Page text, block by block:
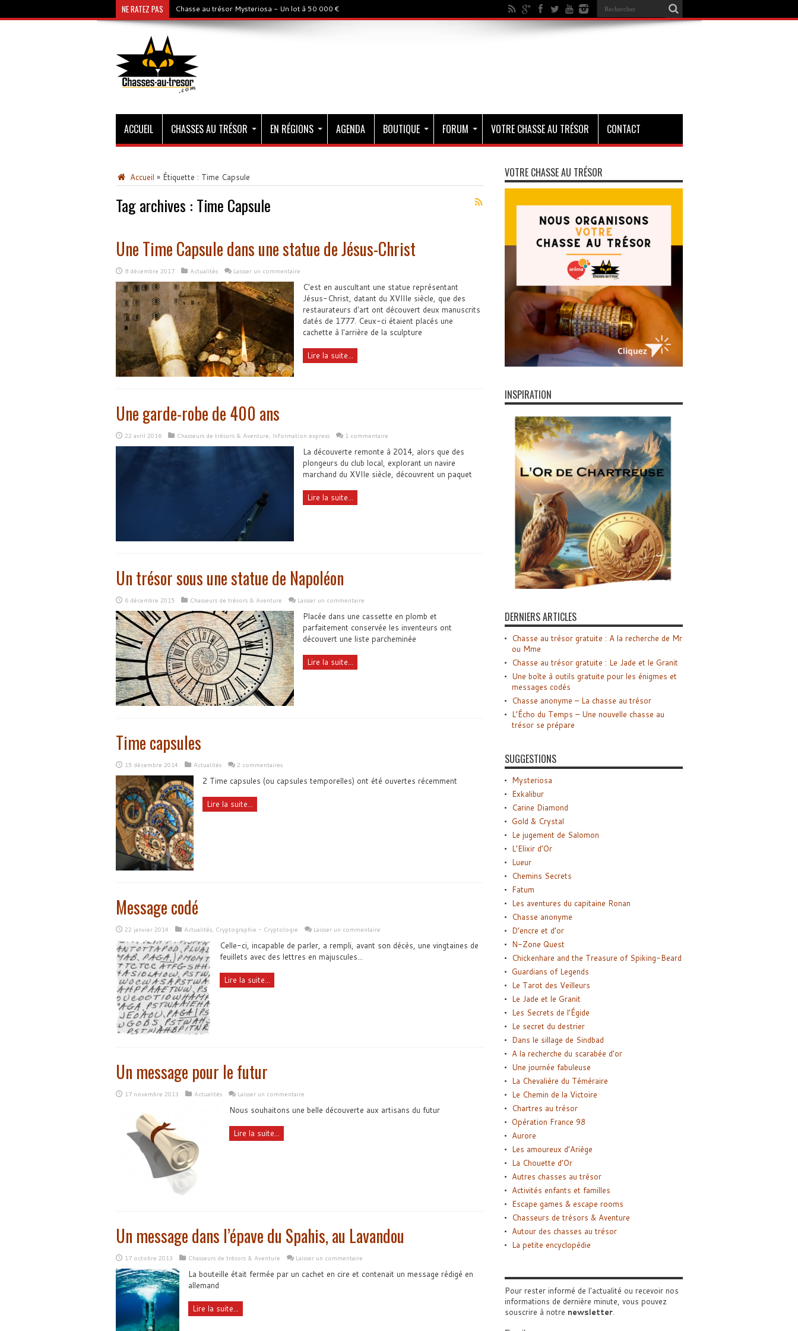
NE RATEZ PAS Chasse au trésor Mysteriosa - Un lot à 50 000 €
ACCUEIL CHASSES AU TRÉSOR EN RÉGIONS AGENDA BOUTIQUE FORUM VOTRE CHASSE AU TRÉSOR CONTACT
Accueil » Étiquette : Time Capsule
Tag archives : Time Capsule
Une Time Capsule dans une statue de Jésus-Christ
8 décembre 2017 Actualités Laisser un commentaire
C'est en auscultant une statue représentant
Jésus-Christ, datant du XVIIIe siècle, que des
restaurateurs d'art ont découvert deux manuscrits
datés de 1777. Ceux-ci étaient placés une
cachette à l'arrière de la sculpture
Lire la suite...
Une garde-robe de 400 ans
22 avril 2016 Chasseurs de trésors & Aventure, Information express 1 commentaire
La découverte remonte à 2014, alors que des
plongeurs du club local, explorant un navire
marchand du XVIIe siècle, découvrent un paquet
Lire la suite...
Un trésor sous une statue de Napoléon
6 décembre 2015 Chasseurs de trésors & Aventure Laisser un commentaire
Placée dans une cassette en plomb et
parfaitement conservée les inventeurs ont
découvert une liste parcheminée
Lire la suite...
Time capsules
15 décembre 2014 Actualités 2 commentaires
2 Time capsules (ou capsules temporelles) ont été ouvertes récemment
Lire la suite...
Message codé
22 janvier 2014 Actualités, Cryptographie - Cryptologie Laisser un commentaire
Celle-ci, incapable de parler, a rempli, avant son décès, une vingtaines de
feuillets avec des lettres en majuscules...
Lire la suite...
Un message pour le futur
17 novembre 2013 Actualités Laisser un commentaire
Nous souhaitons une belle découverte aux artisans du futur
Lire la suite...
Un message dans l’épave du Spahis, au Lavandou
17 octobre 2013 Chasseurs de trésors & Aventure Laisser un commentaire
La bouteille était fermée par un cachet en cire et contenait un message rédigé en
allemand
Lire la suite...
VOTRE CHASSE AU TRÉSOR
INSPIRATION
DERNIERS ARTICLES
Chasse au trésor gratuite : A la recherche de Mr
ou Mme
Chasse au trésor gratuite : Le Jade et le Granit
Une boîte à outils gratuite pour les énigmes et
messages codés
Chasse anonyme – La chasse au trésor
L’Écho du Temps – Une nouvelle chasse au
trésor se prépare
SUGGESTIONS
Mysteriosa
Exkalibur
Carine Diamond
Gold & Crystal
Le jugement de Salomon
L’Elixir d’Or
Lueur
Chemins Secrets
Fatum
Les aventures du capitaine Ronan
Chasse anonyme
D’encre et d’or
N-Zone Quest
Chickenhare and the Treasure of Spiking-Beard
Guardians of Legends
Le Tarot des Veilleurs
Le Jade et le Granit
Les Secrets de l’Égide
Le secret du destrier
Dans le sillage de Sindbad
A la recherche du scarabée d’or
Une journée fabuleuse
La Chevalière du Téméraire
Le Chemin de la Victoire
Chartres au trésor
Opération France 98
Aurore
Les amoureux d’Ariège
La Chouette d’Or
Autres chasses au trésor
Activités enfants et familles
Escape games & escape rooms
Chasseurs de trésors & Aventure
Autour des chasses au trésor
La petite encyclopédie
Pour rester informé de l'actualité ou recevoir nos
informations de dernière minute, vous pouvez
souscrire à notre newsletter.